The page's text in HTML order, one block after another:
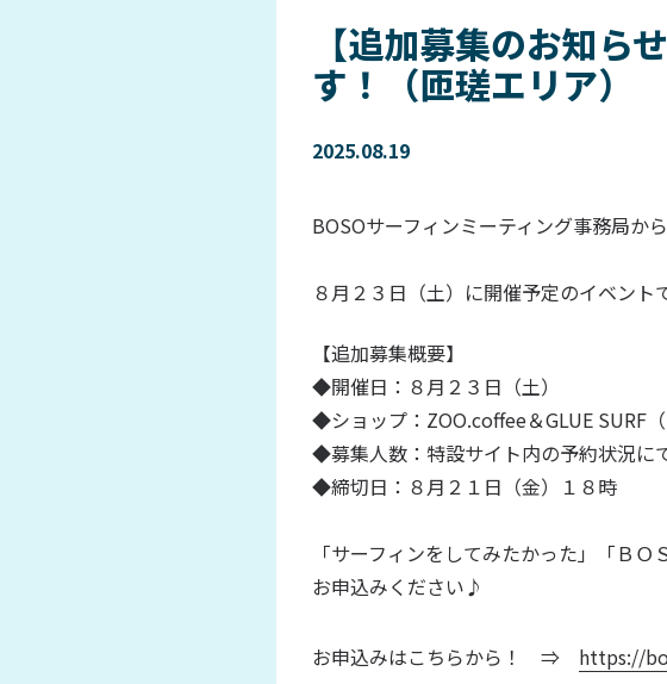
【追加募集のお知ら
す！（匝瑳エリア）
2025.08.19
BOSOサーフィンミーティング事務局か
８月２３日（土）に開催予定のイベント
【追加募集概要】
◆開催日：８月２３日（土）
◆ショップ：ZOO.coffee＆GLUE SURF（
◆募集人数：特設サイト内の予約状況に
◆締切日：８月２１日（金）１８時
「サーフィンをしてみたかった」「Ｂ
お申込みください♪
お申込みはこちらから！ ⇒ https://